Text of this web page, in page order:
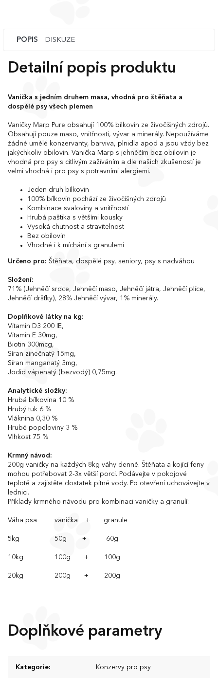
POPIS DISKUZE
Detailní popis produktu
Vanička s jedním druhem masa, vhodná pro štěňata a
dospělé psy všech plemen
Vaničky Marp Pure obsahují 100% bílkovin ze živočišných zdrojů.
Obsahují pouze maso, vnitřnosti, vývar a minerály. Nepoužíváme
žádné umělé konzervanty, barviva, plnidla apod a jsou vždy bez
jakýchkoliv obilovin. Vanička Marp s jehněčím bez obilovin je
vhodná pro psy s citlivým zažíváním a dle našich zkušeností je
velmi vhodná i pro psy s potravními alergiemi.
Jeden druh bílkovin
100% bílkovin pochází ze živočišných zdrojů
Kombinace svaloviny a vnitřností
Hrubá paštika s většími kousky
Vysoká chutnost a stravitelnost
Bez obilovin
Vhodné i k míchání s granulemi
Určeno pro: Štěňata, dospělé psy, seniory, psy s nadváhou
Složení:
71% (Jehněčí srdce, Jehněčí maso, Jehněčí játra, Jehněčí plíce,
Jehněčí dršťky), 28% Jehněčí vývar, 1% minerály.
Doplňkové látky na kg:
Vitamin D3 200 IE,
Vitamin E 30mg,
Biotin 300mcg,
Síran zinečnatý 15mg,
Síran manganatý 3mg,
Jodid vápenatý (bezvodý) 0,75mg.
Analytické složky:
Hrubá bílkovina 10 %
Hrubý tuk 6 %
Vláknina 0,30 %
Hrubé popeloviny 3 %
Vlhkost 75 %
Krmný návod:
200g vaničky na každých 8kg váhy denně. Štěňata a kojící feny
mohou potřebovat 2-3x větší porci. Podávejte v pokojové
teplotě a zajistěte dostatek pitné vody. Po otevření uchovávejte v
lednici.
Příklady krmného návodu pro kombinaci vaničky a granulí:
Váha psa vanička + granule
5kg 50g + 60g
10kg 100g + 100g
20kg 200g + 200g
Doplňkové parametry
Kategorie: Konzervy pro psy